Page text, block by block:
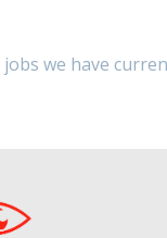
jobs we have